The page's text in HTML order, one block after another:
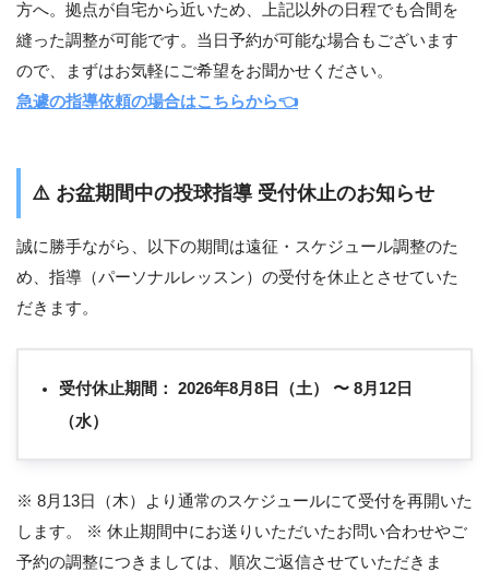
方へ。拠点が自宅から近いため、上記以外の日程でも合間を
縫った調整が可能です。当日予約が可能な場合もございます
ので、まずはお気軽にご希望をお聞かせください。
急遽の指導依頼の場合はこちらから👈
⚠️ お盆期間中の投球指導 受付休止のお知らせ
誠に勝手ながら、以下の期間は遠征・スケジュール調整のた
め、指導（パーソナルレッスン）の受付を休止とさせていた
だきます。
受付休止期間：
2026年8月8日（土） 〜 8月12日
（水）
※ 8月13日（木）より通常のスケジュールにて受付を再開いた
します。 ※ 休止期間中にお送りいただいたお問い合わせやご
予約の調整につきましては、順次ご返信させていただきま